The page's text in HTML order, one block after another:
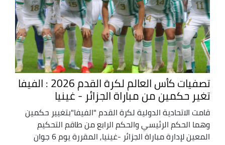
تصفيات كأس العالم لكرة القدم 2026 : الفيفا
تغير حكمين من مباراة الجزائر - غينيا
قامت الاتحادية الدولية لكرة القدم "الفيفا"بتغيير حكمين
وهما الحكم الرئيسي والحكم الرابع من طاقم التحكيم
المعين لإدارة مباراة الجزائر -غينيا, المقررة يوم 6 جوان